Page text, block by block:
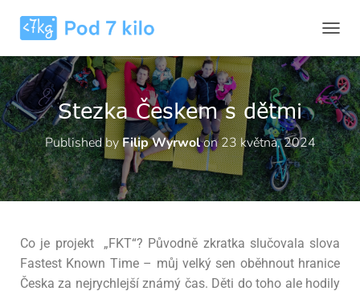
Ř
E
P
N
O
U
T
N
A
V
A
I
Stezka Českem s dětmi
Published byFilip Wyrwolon23 května, 2024
Co je projekt „FKT“? Původně zkratka slučovala slova
Fastest Known Time – můj velký sen oběhnout hranice
Česka za nejrychlejší známý čas. Děti do toho ale hodily